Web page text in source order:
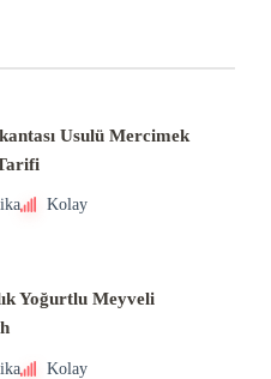
Usulü Mercimek
Kolay
Yoğurtlu Meyveli
Kolay